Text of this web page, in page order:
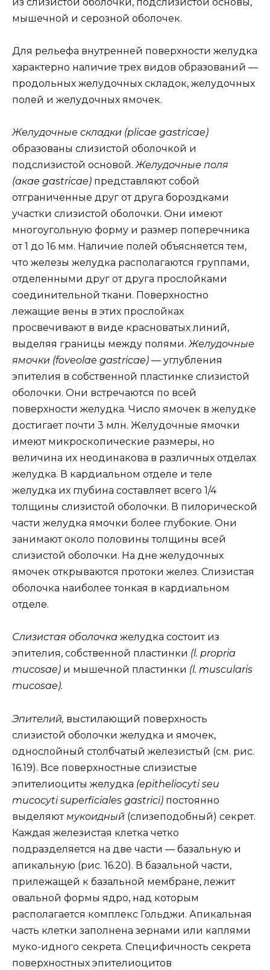
мышечной и серозной оболочек.
Для рельефа внутренней поверхности желудка
характерно наличие трех видов образований —
продольных желудочных складок, желудочных
полей и желудочных ямочек.
Желудочные складки (plicae gastricae)
образованы слизистой оболочкой и
подслизистой основой.Желудочные поля
(акае gastricae) представляют собой
отграниченные друг от друга бороздками
участки слизистой оболочки. Они имеют
многоугольную форму и размер поперечника
от 1 до 16 мм. Наличие полей объясняется тем,
что железы желудка располагаются группами,
отделенными друг от друга прослойками
соединительной ткани. Поверхностно
лежащие вены в этих прослойках
просвечивают в виде красноватых линий,
выделяя границы между полями.Желудочные
ямочки (foveolae gastricae) — углубления
эпителия в собственной пластинке слизистой
оболочки. Они встречаются по всей
поверхности желудка. Число ямочек в желудке
достигает почти 3 млн. Желудочные ямочки
имеют микроскопические размеры, но
величина их неодинакова в различных отделах
желудка. В кардиальном отделе и теле
желудка их глубина составляет всего 1/4
толщины слизистой оболочки. В пилорической
части желудка ямочки более глубокие. Они
занимают около половины толщины всей
слизистой оболочки. На дне желудочных
ямочек открываются протоки желез. Слизистая
оболочка наиболее тонкая в кардиальном
отделе.
Слизистая оболочка желудка состоит из
эпителия, собственной пластинки (l. propria
mucosae) и мышечной пластинки (l. muscularis
mucosae).
Эпителий, выстилающий поверхность
слизистой оболочки желудка и ямочек,
однослойный столбчатый железистый (см. рис.
16.19). Все поверхностные слизистые
эпителиоциты желудка (epitheliocyti seu
mucocyti superficiales gastrici) постоянно
выделяют мукоидный (слизеподобный) секрет.
Каждая железистая клетка четко
подразделяется на две части — базальную и
апикальную (рис. 16.20). В базальной части,
прилежащей к базальной мембране, лежит
овальной формы ядро, над которым
располагается комплекс Гольджи. Апикальная
часть клетки заполнена зернами или каплями
муко-идного секрета. Специфичность секрета
поверхностных эпителиоцитов